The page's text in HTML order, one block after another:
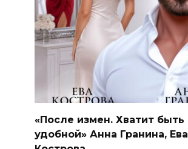
«После измен. Хватит быть
удобной» Анна Гранина, Ева